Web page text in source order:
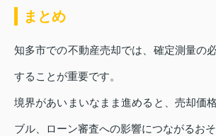
まとめ
知多市での不動産売却では、確定測量の
することが重要です。
境界があいまいなまま進めると、売却価
ブル、ローン審査への影響につながるおそ